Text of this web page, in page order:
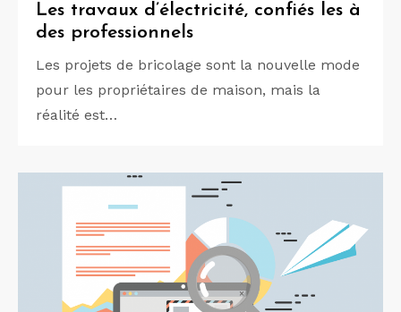
Les travaux d’électricité, confiés les à
des professionnels
Les projets de bricolage sont la nouvelle mode
pour les propriétaires de maison, mais la
réalité est…